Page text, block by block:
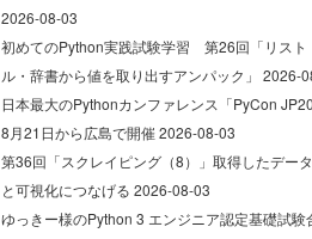
2026-08-03
初めてのPython実践試験学習 第26回「リスト
ル・辞書から値を取り出すアンパック」 2026-
日本最大のPythonカンファレンス「PyCon
8月21日から広島で開催2026-08-03
第36回「スクレイピング（8）」取得したデー
と可視化につなげる 2026-08-03
ゆっきー様のPython 3 エンジニア認定基礎試験